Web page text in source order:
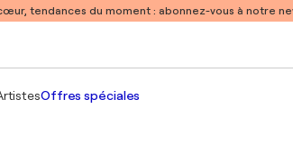
tendances du moment : abonnez-vous à notre
Offres spéciales